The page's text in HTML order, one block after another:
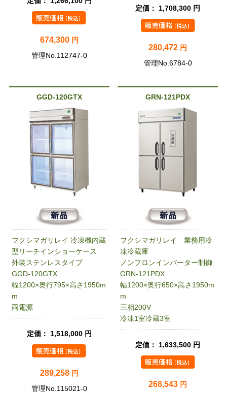
674,300 円
管理No.112747-0
定価： 1,708,300 円
280,472 円
管理No.6784-0
GGD-120GTX
フクシマガリレイ 冷凍機内蔵
型リーチインショーケース
外装ステンレスタイプ
GGD-120GTX
幅1200×奥行795×高さ1950m
m
両電源
定価： 1,518,000 円
289,258 円
管理No.115021-0
GRN-121PDX
フクシマガリレイ 業務用冷
凍冷蔵庫
ノンフロンインバーター制御
GRN-121PDX
幅1200×奥行650×高さ1950m
m
三相200V
冷凍1室冷蔵3室
定価： 1,633,500 円
268,543 円